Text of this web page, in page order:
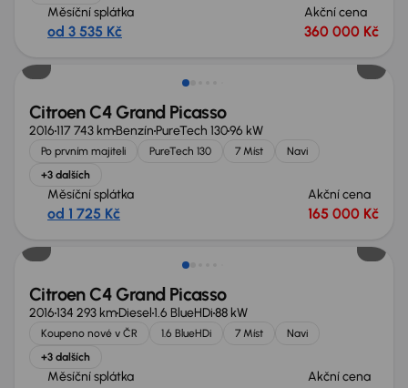
Měsíční splátka
od 3 535 Kč
Akční cena
360 000 Kč
Citroen C4 Grand Picasso
2016117 743 kmBenzín PureTech 13096 kW
Po prvním majiteli PureTech 130 7 Míst
Navi
+3 dalších
Měsíční splátka
od 1 725 Kč
Akční cena
165 000 Kč
Citroen C4 Grand Picasso
2016134 293 kmDiesel1.6 BlueHDi88 kW
Koupeno nové v ČR 1.6 BlueHDi 7 Míst
Navi
+3 dalších
Měsíční splátka Akční cena